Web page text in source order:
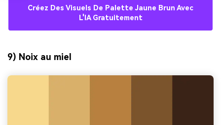
Créez Des Visuels De Palette Jaune Brun Avec
L'IA Gratuitement
9) Noix au miel